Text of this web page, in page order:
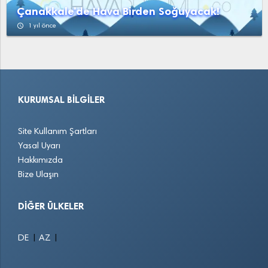
Çanakkale'de Hava Birden Soğuyacak!
access_time 1 yıl önce
KURUMSAL BILGILER
Site Kullanım Şartları
Yasal Uyarı
Hakkımızda
Bize Ulaşın
DIĞER ÜLKELER
DE AZ